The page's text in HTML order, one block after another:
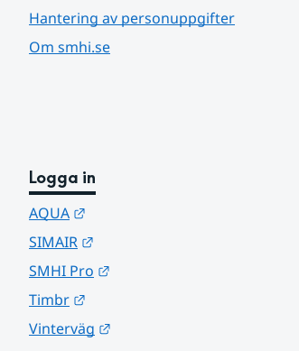
Hantering av personuppgifter
Om smhi.se
Logga in
AQUA
SIMAIR
SMHI Pro
Timbr
Vinterväg